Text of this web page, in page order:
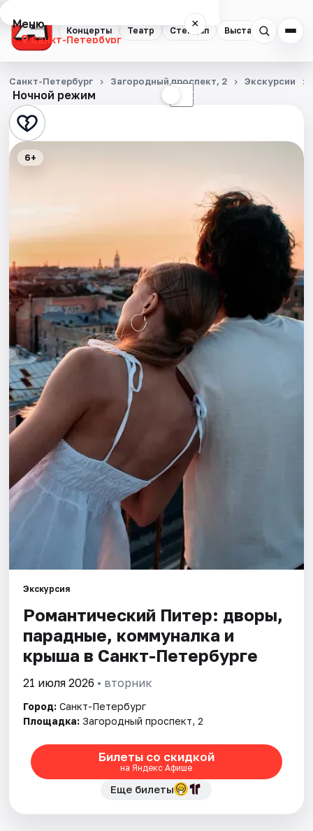
Концерты Театр Стендап Выставки
Меню ×
Санкт-Петербург
Концерты
Театр
Стендап
Экскурсии
Спорт
События
Города
Площадки
Артисты
Рейтинги
Ночной режим ☾
Санкт-Петербург Загородный проспект, 2 Экскурсии
6+
Экскурсия
Романтический Питер: дворы,
парадные, коммуналка и
крыша в Санкт-Петербурге
21 июля 2026 • вторник
Город: Санкт-Петербург
Площадка: Загородный проспект, 2
Билеты со скидкой
на Яндекс Афише
Еще билеты